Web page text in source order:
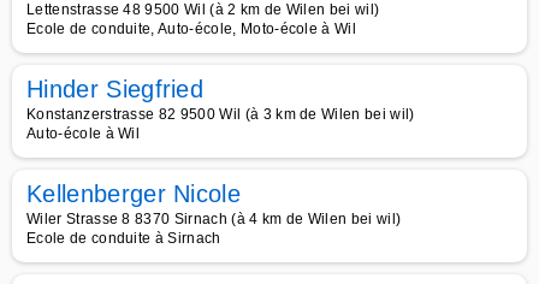
Lettenstrasse 48 9500 Wil (à 2 km de Wilen bei wil)
Ecole de conduite, Auto-école, Moto-école à Wil
Hinder Siegfried
Konstanzerstrasse 82 9500 Wil (à 3 km de Wilen bei wil)
Auto-école à Wil
Kellenberger Nicole
Wiler Strasse 8 8370 Sirnach (à 4 km de Wilen bei wil)
Ecole de conduite à Sirnach